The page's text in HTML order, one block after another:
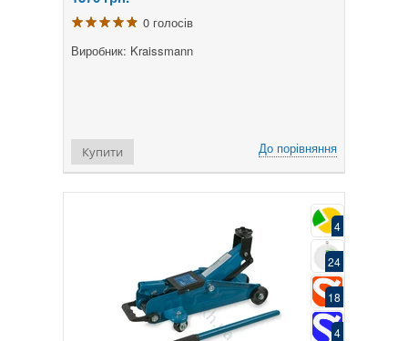
0 голосів
Виробник: Kraissmann
До порівняння
Купити
4
24
18
4